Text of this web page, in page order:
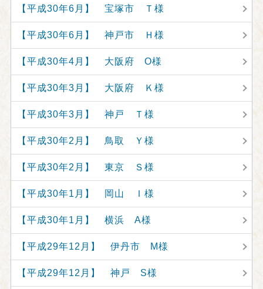
【平成30年6月】 宝塚市 Ｔ様
【平成30年6月】 神戸市 Ｈ様
【平成30年4月】 大阪府 O様
【平成30年3月】 大阪府 Ｋ様
【平成30年3月】 神戸 Ｔ様
【平成30年2月】 鳥取 Ｙ様
【平成30年2月】 東京 Ｓ様
【平成30年1月】 岡山 Ｉ様
【平成30年1月】 横浜 A様
【平成29年12月】 伊丹市 M様
【平成29年12月】 神戸 S様